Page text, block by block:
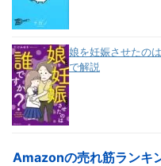
娘を妊娠させたの
で解説
Amazonの売れ筋ランキ